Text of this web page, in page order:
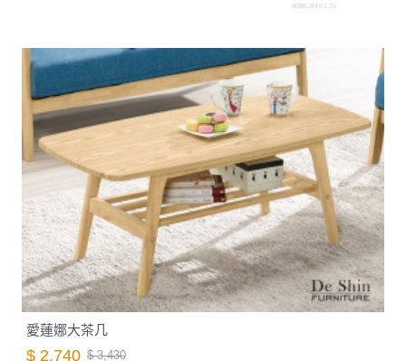
A088.2443-1.26
愛蓮娜大茶几
$ 2,740 $ 3,430